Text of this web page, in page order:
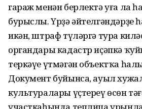
гараж менән берлектә уға ла
бурыслы. Үрҙә әйтелгәндәрҙе
икән, штраф түләргә тура
органдары кадастр иҫәпкә
теркәүе үтмәгән объектҡа
Документ буйынса, ауыл
культуралары үҫтереү өсөн